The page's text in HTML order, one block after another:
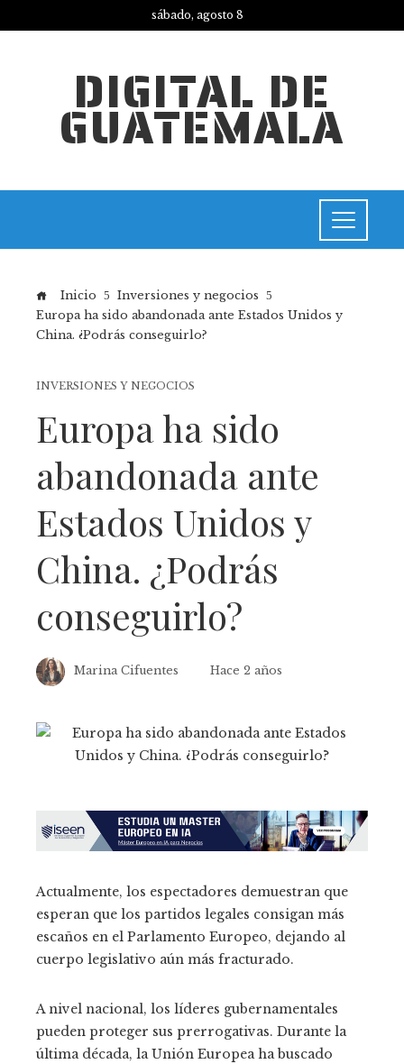
sábado, agosto 8
DIGITAL DE
GUATEMALA
Inicio
Inversiones y negocios
Europa ha sido abandonada ante Estados Unidos y
China. ¿Podrás conseguirlo?
INVERSIONES Y NEGOCIOS
Europa ha sido
abandonada ante
Estados Unidos y
China. ¿Podrás
conseguirlo?
Marina Cifuentes Hace 2 años
Actualmente, los espectadores demuestran que
esperan que los partidos legales consigan más
escaños en el Parlamento Europeo, dejando al
cuerpo legislativo aún más fracturado.
A nivel nacional, los líderes gubernamentales
pueden proteger sus prerrogativas. Durante la
última década, la Unión Europea ha buscado